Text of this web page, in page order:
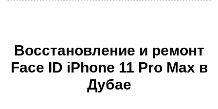
Восстановление и ремонт
Face ID iPhone 11 Pro Max в
Дубае